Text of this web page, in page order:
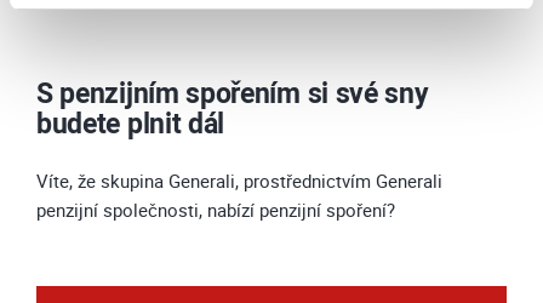
S penzijním spořením si své sny
budete plnit dál
Víte, že skupina Generali, prostřednictvím Generali
penzijní společnosti, nabízí penzijní spoření?